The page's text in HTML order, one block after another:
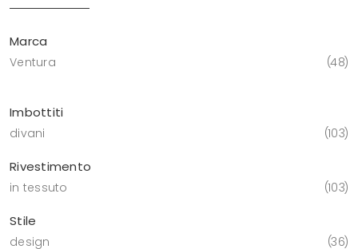
Marca
Ventura 48
Imbottiti
divani 103
Rivestimento
in tessuto 103
Stile
design 36